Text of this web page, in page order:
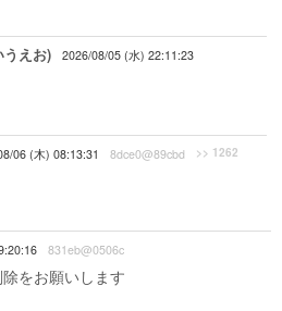
うえお)
2026/08/05 (水) 22:11:23
06 (木) 08:13:31 8dce0@89cbd >> 1262
831eb@0506c
をお願いします